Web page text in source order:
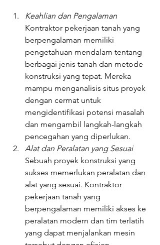
Keahlian dan Pengalaman
Kontraktor pekerjaan tanah yang
berpengalaman memiliki
pengetahuan mendalam tentang
berbagai jenis tanah dan metode
konstruksi yang tepat. Mereka
mampu menganalisis situs proyek
dengan cermat untuk
mengidentifikasi potensi masalah
dan mengambil langkah-langkah
pencegahan yang diperlukan.
Alat dan Peralatan yang Sesuai
Sebuah proyek konstruksi yang
sukses memerlukan peralatan dan
alat yang sesuai. Kontraktor
pekerjaan tanah yang
berpengalaman memiliki akses ke
peralatan modern dan tim terlatih
yang dapat menjalankan mesin